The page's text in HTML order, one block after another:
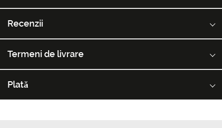
Recenzii
Termeni de livrare
Plată